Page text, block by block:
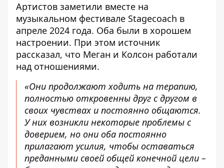
Артистов заметили вместе на
музыкальном фестивале Stagecoach в
апреле 2024 года. Оба были в хорошем
настроении. При этом источник
рассказал, что Меган и Колсон работали
над отношениями.
«Они продолжают ходить на терапию,
полностью откровенны друг с другом в
своих чувствах и постоянно общаются.
У них возникли некоторые проблемы с
доверием, но они оба постоянно
прилагают усилия, чтобы оставаться
преданными своей общей конечной цели –